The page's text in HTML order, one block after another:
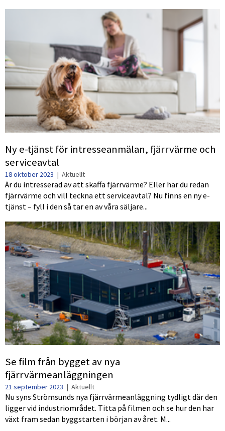
Ny e-tjänst för intresseanmälan, fjärrvärme och
serviceavtal
18 oktober 2023 | Aktuellt
Är du intresserad av att skaffa fjärrvärme? Eller har du redan
fjärrvärme och vill teckna ett serviceavtal? Nu finns en ny e-
tjänst – fyll i den så tar en av våra säljare...
Se film från bygget av nya
fjärrvärmeanläggningen
21 september 2023 | Aktuellt
Nu syns Strömsunds nya fjärrvärmeanläggning tydligt där den
ligger vid industriområdet. Titta på filmen och se hur den har
växt fram sedan byggstarten i början av året. M...